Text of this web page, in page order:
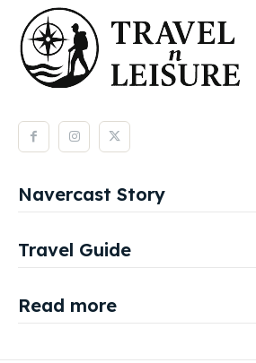
Navercast Story
Travel Guide
Read more